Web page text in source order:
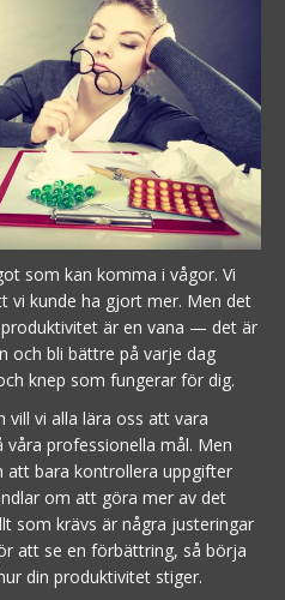
som kan komma i vågor. Vi
vi kunde ha gjort mer. Men det
är en vana — det är
och bli bättre på varje dag
knep som fungerar för dig.
vi alla lära oss att vara
professionella mål. Men
att bara kontrollera uppgifter
om att göra mer av det
som krävs är några justeringar
att se en förbättring, så börja
din produktivitet stiger.